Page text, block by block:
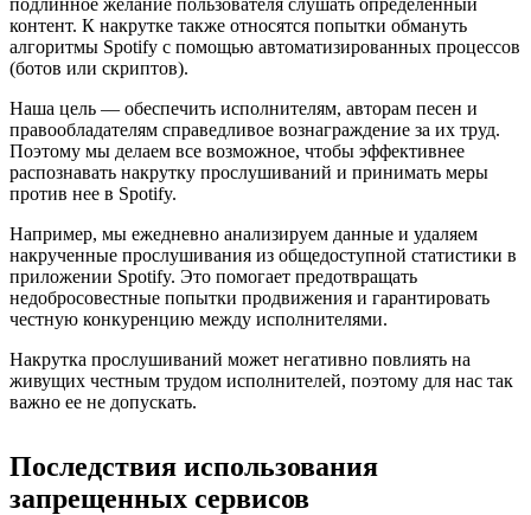
контент. К накрутке также относятся попытки обмануть
алгоритмы Spotify с помощью автоматизированных процессов
(ботов или скриптов).
Наша цель — обеспечить исполнителям, авторам песен и
правообладателям справедливое вознаграждение за их труд.
Поэтому мы делаем все возможное, чтобы эффективнее
распознавать накрутку прослушиваний и принимать меры
против нее в Spotify.
Например, мы ежедневно анализируем данные и удаляем
накрученные прослушивания из общедоступной статистики в
приложении Spotify. Это помогает предотвращать
недобросовестные попытки продвижения и гарантировать
честную конкуренцию между исполнителями.
Накрутка прослушиваний может негативно повлиять на
живущих честным трудом исполнителей, поэтому для нас так
важно ее не допускать.
Последствия использования
запрещенных сервисов